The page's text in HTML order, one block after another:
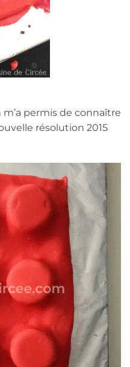
permis de connaître
résolution 2015